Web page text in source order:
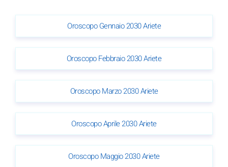
Oroscopo Gennaio 2030 Ariete
Oroscopo Febbraio 2030 Ariete
Oroscopo Marzo 2030 Ariete
Oroscopo Aprile 2030 Ariete
Oroscopo Maggio 2030 Ariete